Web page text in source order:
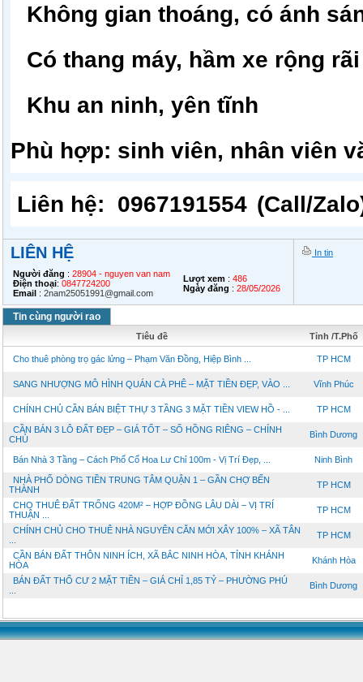
Không gian thoáng, có ánh
Có thang máy, hầm xe rộng rãi
Khu an ninh, yên tĩnh
Phù hợp: sinh viên, nhân viên
Liên hệ: 0967191554 (Call/
LIÊN HỆ
Người đăng : 28904 - nguyen van nam
Điện thoại: 0847724200
Email : 2nam25051991@gmail.com
Lượt xem : 486
Ngày đăng : 28/05/2026
In tin
Tin cùng người rao
Tiêu đề Tỉnh /T.Phố
Cho thuê phòng trọ gác lửng – Phạm Văn Đồng, Hiệp Bình ... TP HCM
SANG NHƯỢNG MÔ HÌNH QUÁN CÀ PHÊ – MẶT TIỀN ĐẸP, VÀO ... Vĩnh Phúc
CHÍNH CHỦ CẦN BÁN BIỆT THỰ 3 TẦNG 3 MẶT TIỀN VIEW HỒ - ... TP HCM
CẦN BÁN 3 LÔ ĐẤT ĐẸP – GIÁ TỐT – SỔ HỒNG RIÊNG – CHÍNH
CHỦ
Bình Dương
Bán Nhà 3 Tầng – Cách Phố Cổ Hoa Lư Chỉ 100m - Vị Trí Đẹp, ... Ninh Bình
NHÀ PHỐ DÒNG TIỀN TRUNG TÂM QUẬN 1 – GẦN CHỢ BẾN
THÀNH
TP HCM
CHO THUÊ ĐẤT TRỐNG 420M² – HỢP ĐỒNG LÂU DÀI – VỊ TRÍ
THUẬN ...
TP HCM
CHÍNH CHỦ CHO THUÊ NHÀ NGUYÊN CĂN MỚI XÂY 100% – XÃ TÂN
TP HCM
CẦN BÁN ĐẤT THÔN NINH ÍCH, XÃ BẮC NINH HÒA, TỈNH KHÁNH
HÒA
Khánh Hòa
BÁN ĐẤT THỔ CƯ 2 MẶT TIỀN – GIÁ CHỈ 1,85 TỶ – PHƯỜNG PHÚ
Bình Dương